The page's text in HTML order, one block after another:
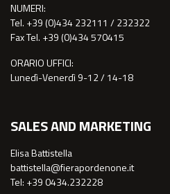
NUMERI:
Tel. +39 (0)434 232111 / 232322
Fax Tel. +39 (0)434 570415
ORARIO UFFICI:
Lunedì-Venerdì 9-12 / 14-18
SALES AND MARKETING
Elisa Battistella
battistella@fierapordenone.it
Tel: +39 0434.232228